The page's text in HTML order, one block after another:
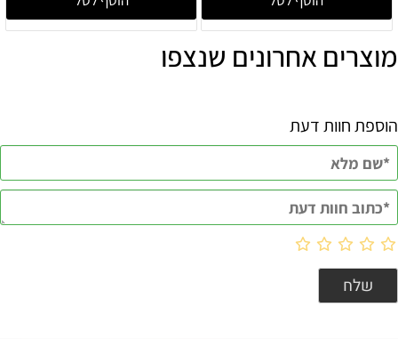
מוצרים אחרונים שנצפו
הוספת חוות דעת